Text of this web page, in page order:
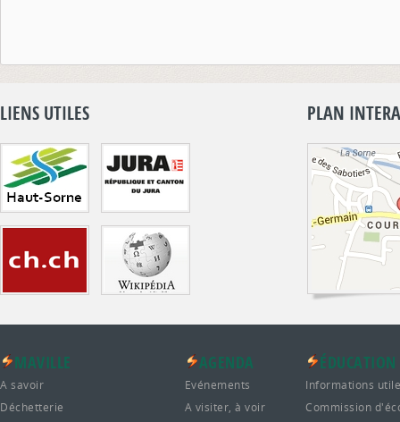
LIENS UTILES PLAN
MAVILLE
A savoir
Déchetterie
AGENDA
Evénements
A visiter, à voir
ÉDUCATION
Informations
Commission